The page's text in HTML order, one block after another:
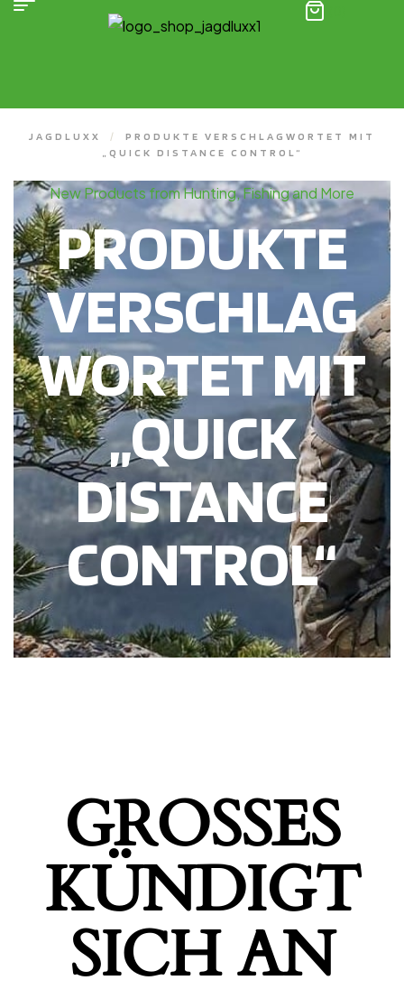
JAGDLUXX /
PRODUKTE VERSCHLAGWORTET MIT
„QUICK DISTANCE CONTROL“
New Products from Hunting, Fishing and More
PRODUKTE
VERSCHLAG
WORTET MIT
„QUICK
DISTANCE
CONTROL“
GROSSES K
ÜNDIGT S
ICH AN